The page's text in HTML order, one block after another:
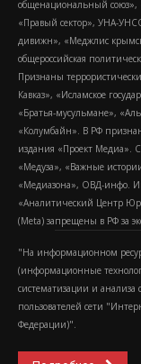
общенациональный
«Правый сектор», УНА-
дивижн», «Меджлис
общероссийская
Признаны
Кавказ», «Исламское
«Братья-мусульмане»,
«Колумбайн». В РФ
издания «Проект Медиа».
«Медуза», «Важные
«Медиазона», ОВД-инфо.
«Аналитический Центр
(Metа) запрещены в РФ за
"На информационном
(информационные
систематизации и
пользователей сети
Федерации)".